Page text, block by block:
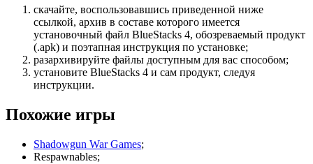
скачайте, воспользовавшись приведенной ниже
ссылкой, архив в составе которого имеется
установочный файл BlueStacks 4, обозреваемый продукт
(.apk) и поэтапная инструкция по установке;
разархивируйте файлы доступным для вас способом;
установите BlueStacks 4 и сам продукт, следуя
инструкции.
Похожие игры
Shadowgun War Games;
Respawnables;